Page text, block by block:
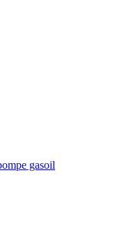
gasoil